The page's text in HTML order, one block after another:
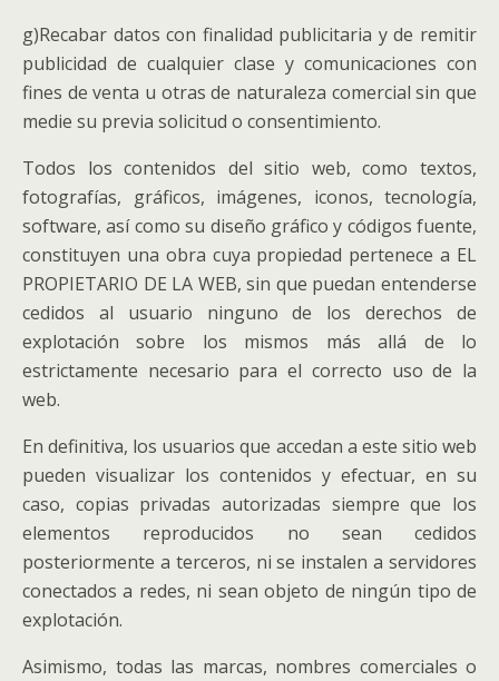
g)Recabar datos con finalidad publicitaria y de remitir
publicidad de cualquier clase y comunicaciones con
fines de venta u otras de naturaleza comercial sin que
medie su previa solicitud o consentimiento.
Todos los contenidos del sitio web, como textos,
fotografías, gráficos, imágenes, iconos, tecnología,
software, así como su diseño gráfico y códigos fuente,
constituyen una obra cuya propiedad pertenece a EL
PROPIETARIO DE LA WEB, sin que puedan entenderse
cedidos al usuario ninguno de los derechos de
explotación sobre los mismos más allá de lo
estrictamente necesario para el correcto uso de la
web.
En definitiva, los usuarios que accedan a este sitio web
pueden visualizar los contenidos y efectuar, en su
caso, copias privadas autorizadas siempre que los
elementos reproducidos no sean cedidos
posteriormente a terceros, ni se instalen a servidores
conectados a redes, ni sean objeto de ningún tipo de
explotación.
Asimismo, todas las marcas, nombres comerciales o